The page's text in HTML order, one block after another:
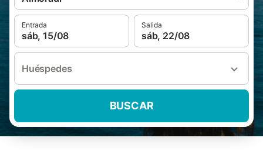
Entrada
sáb, 15/08
Salida
sáb, 22/08
Huéspedes
BUSCAR